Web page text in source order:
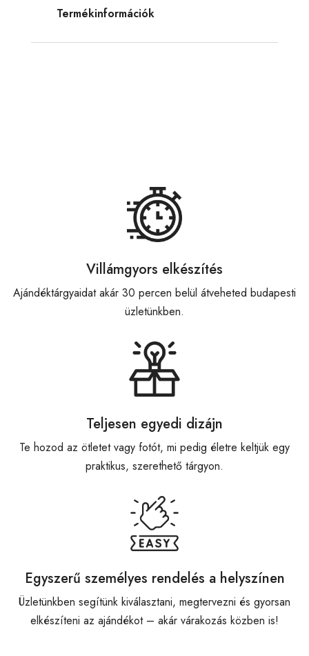
Termékinformációk
Villámgyors elkészítés
Ajándéktárgyaidat akár 30 percen belül átveheted budapesti
üzletünkben.
Teljesen egyedi dizájn
Te hozod az ötletet vagy fotót, mi pedig életre keltjük egy
praktikus, szerethető tárgyon.
Egyszerű személyes rendelés a helyszínen
Üzletünkben segítünk kiválasztani, megtervezni és gyorsan
elkészíteni az ajándékot – akár várakozás közben is!